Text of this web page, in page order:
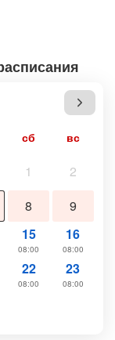
сб вс
1
2
8
9
15
08:00
16
08:00
22
08:00
23
08:00